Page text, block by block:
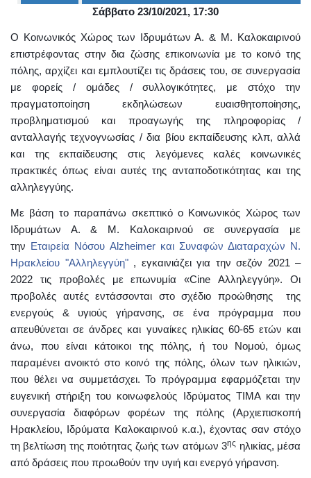
ΤΟΠΟΣ
ΔΗΜΟΣ
ΠΟΛΙΤΙΣΜΟΣ
ΑΝΘΕΚΤΙΚΗ
ΠΟΛΗ
Σάββατο 23/10/2021, 17:30
Ο Κοινωνικός Χώρος των Ιδρυμάτων Α. & Μ. Καλοκαιρινού
επιστρέφοντας στην δια ζώσης επικοινωνία με το κοινό της
πόλης, αρχίζει και εμπλουτίζει τις δράσεις του, σε συνεργασία
με φορείς / ομάδες / συλλογικότητες, με στόχο την
πραγματοποίηση εκδηλώσεων ευαισθητοποίησης,
προβληματισμού και προαγωγής της πληροφορίας /
ανταλλαγής τεχνογνωσίας / δια βίου εκπαίδευσης κλπ, αλλά
και της εκπαίδευσης στις λεγόμενες καλές κοινωνικές
πρακτικές όπως είναι αυτές της ανταποδοτικότητας και της
αλληλεγγύης.
Με βάση το παραπάνω σκεπτικό ο Κοινωνικός Χώρος των
Ιδρυμάτων Α. & Μ. Καλοκαιρινού σε συνεργασία με
την Εταιρεία Νόσου Alzheimer και Συναφών Διαταραχών Ν.
Ηρακλείου "Αλληλεγγύη" , εγκαινιάζει για την σεζόν 2021 –
2022 τις προβολές με επωνυμία «Cine
Αλληλεγγύη». Οι
προβολές αυτές εντάσσονται στο σχέδιο προώθησης της
ενεργούς & υγιούς γήρανσης, σε ένα πρόγραμμα που
απευθύνεται σε άνδρες και γυναίκες ηλικίας 60-65 ετών και
άνω, που είναι κάτοικοι της πόλης, ή του Νομού, όμως
παραμένει ανοικτό στο κοινό της πόλης, όλων των ηλικιών,
που θέλει να συμμετάσχει. Το πρόγραμμα εφαρμόζεται την
ευγενική στήριξη του κοινωφελούς Ιδρύματος ΤΙΜΑ και την
συνεργασία διαφόρων φορέων της πόλης (Αρχιεπισκοπή
Ηρακλείου, Ιδρύματα Καλοκαιρινού κ.α.), έχοντας σαν στόχο
τη βελτίωση της ποιότητας ζωής των ατόμων 3ης ηλικίας, μέσα
από δράσεις που προωθούν την υγιή και ενεργό γήρανση.